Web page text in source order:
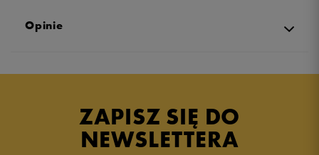
Opinie
ZAPISZ SIĘ DO
NEWSLETTERA